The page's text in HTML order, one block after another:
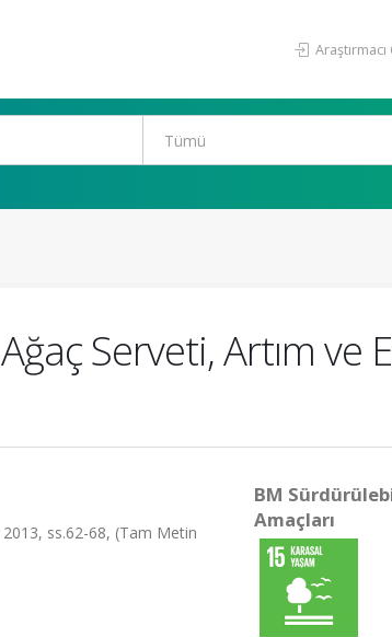
Araştırmacı
Serveti, Artım ve
2013, ss.62-68, (Tam Metin
BM
Amaçları